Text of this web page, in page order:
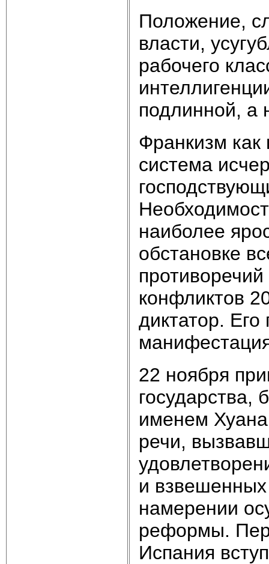
Положение,
власти,
рабочего
подлинной, а
Франкизм как
система
наиболее
обстановке
конфликтов
диктатор.
22 ноября
государства,
именем
речи,
и
намерении
реформы.
Испания